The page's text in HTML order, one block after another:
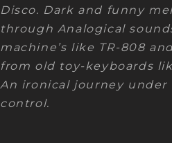
Disco. Dark and funny
through Analogical
machine’s like TR-808
from old toy-keyboards
An ironical journey under
control.